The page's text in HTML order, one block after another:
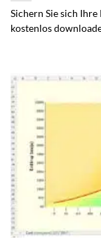
Sichern Sie sich
kostenlos